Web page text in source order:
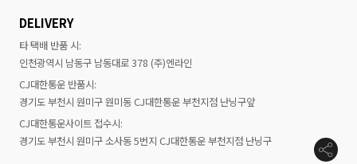
DELIVERY
타 택배 반품 시:
인천광역시 남동구 남동대로 378 (주)엔라인
CJ대한통운 반품시:
경기도 부천시 원미구 원미동 CJ대한통운 부천지점 난닝구앞
CJ대한통운사이트 접수시:
경기도 부천시 원미구 소사동 5번지 CJ대한통운 부천지점 난닝구